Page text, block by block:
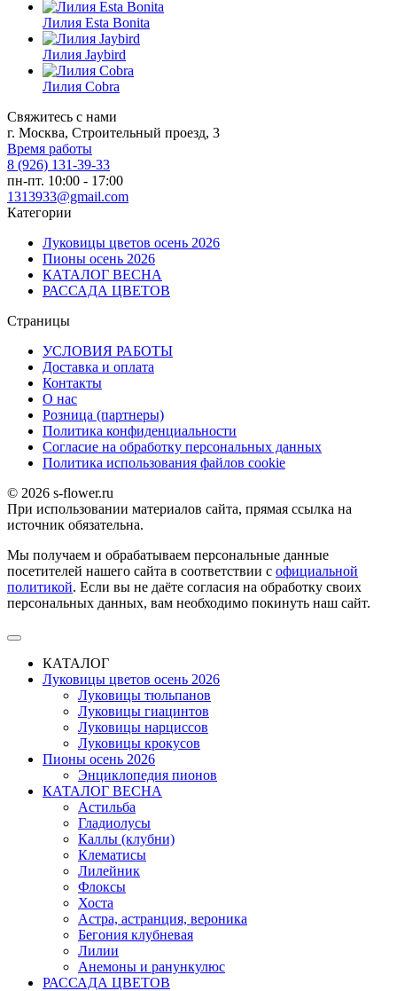
Лилия Esta Bonita
Лилия Jaybird
Лилия Cobra
Свяжитесь с нами
г. Москва, Строительный проезд, 3
Время работы
8 (926) 131-39-33
пн-пт. 10:00 - 17:00
1313933@gmail.com
Категории
Луковицы цветов осень 2026
Пионы осень 2026
КАТАЛОГ ВЕСНА
РАССАДА ЦВЕТОВ
Страницы
УСЛОВИЯ РАБОТЫ
Доставка и оплата
Контакты
О наc
Розница (партнеры)
Политика конфиденциальности
Согласие на обработку персональных данных
Политика использования файлов сookie
© 2026 s-flower.ru
При использовании материалов сайта, прямая ссылка на
источник обязательна.
Мы получаем и обрабатываем персональные данные
посетителей нашего сайта в соответствии с официальной
политикой. Если вы не даёте согласия на обработку своих
персональных данных, вам необходимо покинуть наш сайт.
КАТАЛОГ
Луковицы цветов осень 2026
Луковицы тюльпанов
Луковицы гиацинтов
Луковицы нарциссов
Луковицы крокусов
Пионы осень 2026
Энциклопедия пионов
КАТАЛОГ ВЕСНА
Астильба
Гладиолусы
Каллы (клубни)
Клематисы
Лилейник
Флоксы
Хоста
Астра, астранция, вероника
Бегония клубневая
Лилии
Анемоны и ранункулюс
РАССАДА ЦВЕТОВ